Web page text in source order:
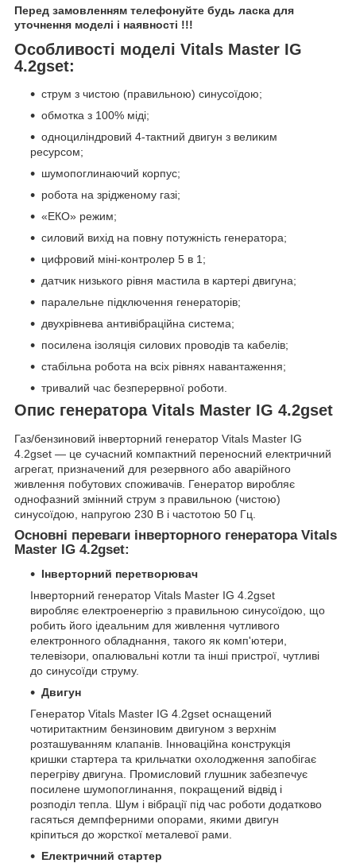
Перед замовленням телефонуйте будь ласка для
уточнення моделі і наявності !!!
Особливості моделі Vitals Master IG
4.2gset:
струм з чистою (правильною) синусоїдою;
обмотка з 100% міді;
одноциліндровий 4-тактний двигун з великим
ресурсом;
шумопоглинаючий корпус;
робота на зрідженому газі;
«ЕКО» режим;
силовий вихід на повну потужність генератора;
цифровий міні-контролер 5 в 1;
датчик низького рівня мастила в картері двигуна;
паралельне підключення генераторів;
двухрівнева антивібраційна система;
посилена ізоляція силових проводів та кабелів;
стабільна робота на всіх рівнях навантаження;
тривалий час безперервної роботи.
Опис генератора Vitals Master IG 4.2gset
Газ/бензиновий інверторний генератор Vitals Master IG
4.2gset — це сучасний компактний переносний електричний
агрегат, призначений для резервного або аварійного
живлення побутових споживачів. Генератор виробляє
однофазний змінний струм з правильною (чистою)
синусоїдою, напругою 230 В і частотою 50 Гц.
Основні переваги інверторного генератора Vitals
Master IG 4.2gset:
Інверторний перетворювач
Інверторний генератор Vitals Master IG 4.2gset
виробляє електроенергію з правильною синусоїдою, що
робить його ідеальним для живлення чутливого
електронного обладнання, такого як комп'ютери,
телевізори, опалювальні котли та інші пристрої, чутливі
до синусоїди струму.
Двигун
Генератор Vitals Master IG 4.2gset оснащений
чотиритактним бензиновим двигуном з верхнім
розташуванням клапанів. Інноваційна конструкція
кришки стартера та крильчатки охолодження запобігає
перегріву двигуна. Промисловий глушник забезпечує
посилене шумопоглинання, покращений відвід і
розподіл тепла. Шум і вібрації під час роботи додатково
гасяться демпферними опорами, якими двигун
кріпиться до жорсткої металевої рами.
Електричний стартер